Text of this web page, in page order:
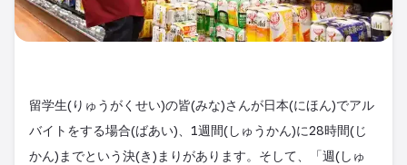
留学生(りゅうがくせい)の皆(みな)さんが日本(にほん)でアル
バイトをする場合(ばあい)、1週間(しゅうかん)に28時間(じ
かん)までという決(き)まりがあります。そして、「週(しゅ